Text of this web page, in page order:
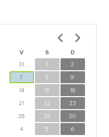
V S
D
31 1
2
7 8
9
14 15
16
21 22
23
28 29
30
4 5 6
Paginación